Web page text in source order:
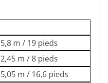
5,8 m / 19 pieds
2,45 m / 8 pieds
5,05 m / 16,6 pieds